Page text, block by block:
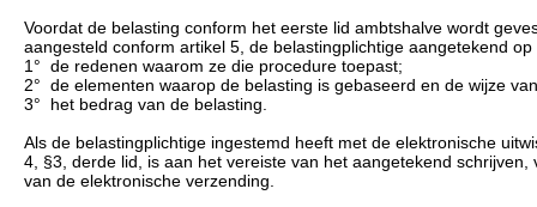
Voordat de belasting conform het eerste lid ambtshalve wordt
aangesteld conform artikel 5, de belastingplichtige aangetekend
1° de redenen waarom ze die procedure toepast;
2° de elementen waarop de belasting is gebaseerd en de wijze
3° het bedrag van de belasting.
Als de belastingplichtige ingestemd heeft met de elektronische
4, §3, derde lid, is aan het vereiste van het aangetekend
van de elektronische verzending.